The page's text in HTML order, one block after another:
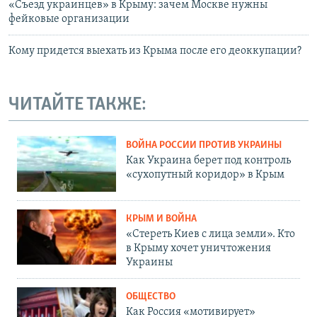
«Съезд украинцев» в Крыму: зачем Москве нужны
фейковые организации
Кому придется выехать из Крыма после его деоккупации?
ЧИТАЙТЕ ТАКЖЕ:
ВОЙНА РОССИИ ПРОТИВ УКРАИНЫ
Как Украина берет под контроль
«сухопутный коридор» в Крым
КРЫМ И ВОЙНА
«Стереть Киев с лица земли». Кто
в Крыму хочет уничтожения
Украины
ОБЩЕСТВО
Как Россия «мотивирует»